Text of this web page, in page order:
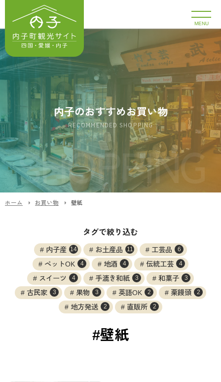
MENU
内子のおすすめお買い物
RECOMMENDED SHOPPING
ホーム お買い物 壁紙
タグで絞り込む
内子産 14 お土産品 11 工芸品 6
ペットOK 4 地酒 4 伝統工芸 4
スイーツ 4 手漉き和紙 3 和菓子 3
古民家 3 果物 3 英語OK 2 栗饅頭 2
地方発送 2 直販所 2
#壁紙